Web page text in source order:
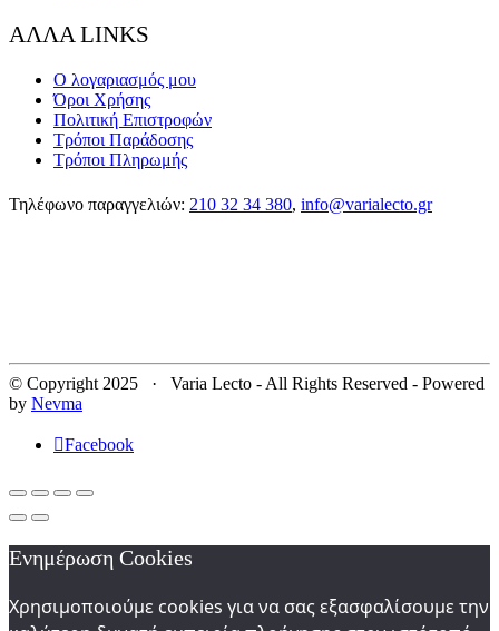
ΑΛΛΑ LINKS
Ο λογαριασμός μου
Όροι Χρήσης
Πολιτική Επιστροφών
Τρόποι Παράδοσης
Τρόποι Πληρωμής
Τηλέφωνο παραγγελιών: 210 32 34 380, info@varialecto.gr
© Copyright 2025 · Varia Lecto - All Rights Reserved - Powered
by Nevma
Facebook
Ενημέρωση Cookies
Χρησιμοποιούμε cookies για να σας εξασφαλίσουμε την